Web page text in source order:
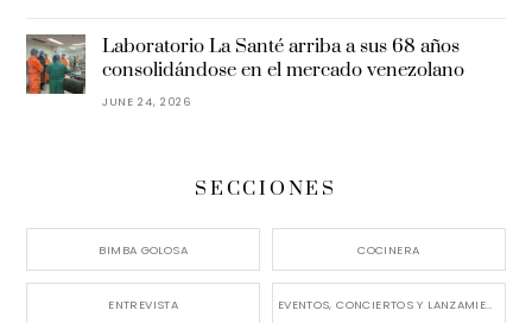
Laboratorio La Santé arriba a sus 68 años
consolidándose en el mercado venezolano
JUNE 24, 2026
SECCIONES
BIMBA GOLOSA COCINERA
ENTREVISTA EVENTOS, CONCIERTOS Y LANZAMIENTOS